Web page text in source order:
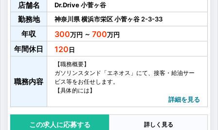
店舗名 Dr.Drive 小菅ヶ谷
勤務地 神奈川県横浜市栄区小菅ヶ谷 2-3-33
年収 300 ～ 700
年間休日 120
職務内容
【職務概要】
ガソリンスタンド「エネオス」にて、接客・給油サー
ビス等をお任せします。
【具体的には】
・洗車、コーティング
・オイル、タイヤ交換
・カーケア商品の販売
詳細を見る
応募する 詳しく見る